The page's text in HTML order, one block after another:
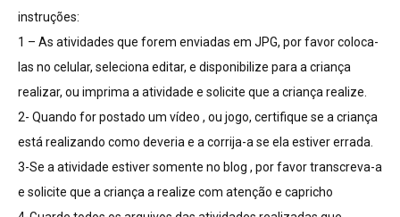
instruções:
1 – As atividades que forem enviadas em JPG, por favor coloca-
las no celular, seleciona editar, e disponibilize para a criança
realizar, ou imprima a atividade e solicite que a criança realize.
2- Quando for postado um vídeo , ou jogo, certifique se a criança
está realizando como deveria e a corrija-a se ela estiver errada.
3-Se a atividade estiver somente no blog , por favor transcreva-a
e solicite que a criança a realize com atenção e capricho